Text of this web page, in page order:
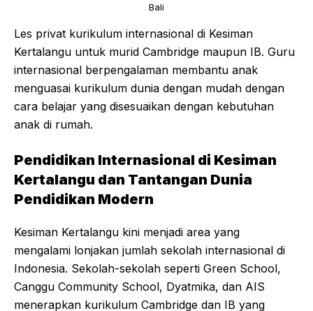
Bali
Les privat kurikulum internasional di Kesiman
Kertalangu untuk murid Cambridge maupun IB. Guru
internasional berpengalaman membantu anak
menguasai kurikulum dunia dengan mudah dengan
cara belajar yang disesuaikan dengan kebutuhan
anak di rumah.
Pendidikan Internasional di Kesiman
Kertalangu dan Tantangan Dunia
Pendidikan Modern
Kesiman Kertalangu kini menjadi area yang
mengalami lonjakan jumlah sekolah internasional di
Indonesia. Sekolah-sekolah seperti Green School,
Canggu Community School, Dyatmika, dan AIS
menerapkan kurikulum Cambridge dan IB yang